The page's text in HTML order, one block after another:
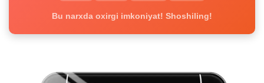
Bu narxda oxirgi imkoniyat! Shoshiling!